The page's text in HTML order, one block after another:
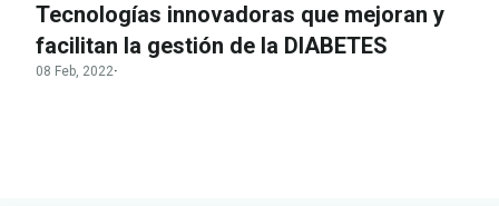
Tecnologías innovadoras que mejoran y
facilitan la gestión de la DIABETES
08 Feb, 2022·